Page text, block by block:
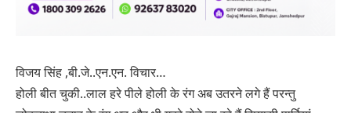
विजय सिंह ,बी.जे..एन.एन. विचार…
होली बीत चुकी..लाल हरे पीले होली के रंग अब उतरने लगे हैं परन्तु